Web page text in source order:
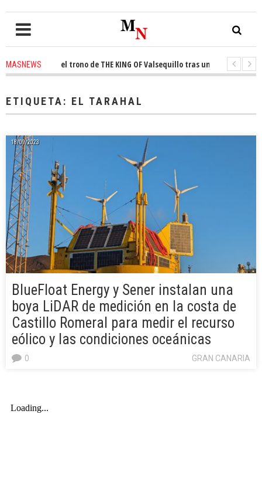
MASNEWSel trono de THE KING OF Valsequillo tras una jornada de
ETIQUETA: EL TARAHAL
18/09/2023
BlueFloat Energy y Sener instalan una
boya LiDAR de medición en la costa de
Castillo Romeral para medir el recurso
eólico y las condiciones oceánicas
GRAN CANARIA
0